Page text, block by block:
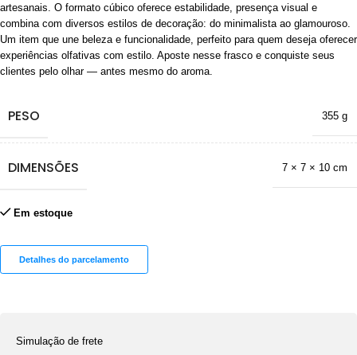
artesanais. O formato cúbico oferece estabilidade, presença visual e
combina com diversos estilos de decoração: do minimalista ao glamouroso.
Um item que une beleza e funcionalidade, perfeito para quem deseja oferecer
experiências olfativas com estilo. Aposte nesse frasco e conquiste seus
clientes pelo olhar — antes mesmo do aroma.
PESO 355 g
DIMENSÕES 7 × 7 × 10 cm
Em estoque
Detalhes do parcelamento
Simulação de frete